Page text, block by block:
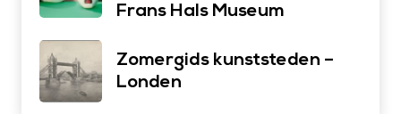
Frans Hals Museum
Zomergids kunststeden –
Londen